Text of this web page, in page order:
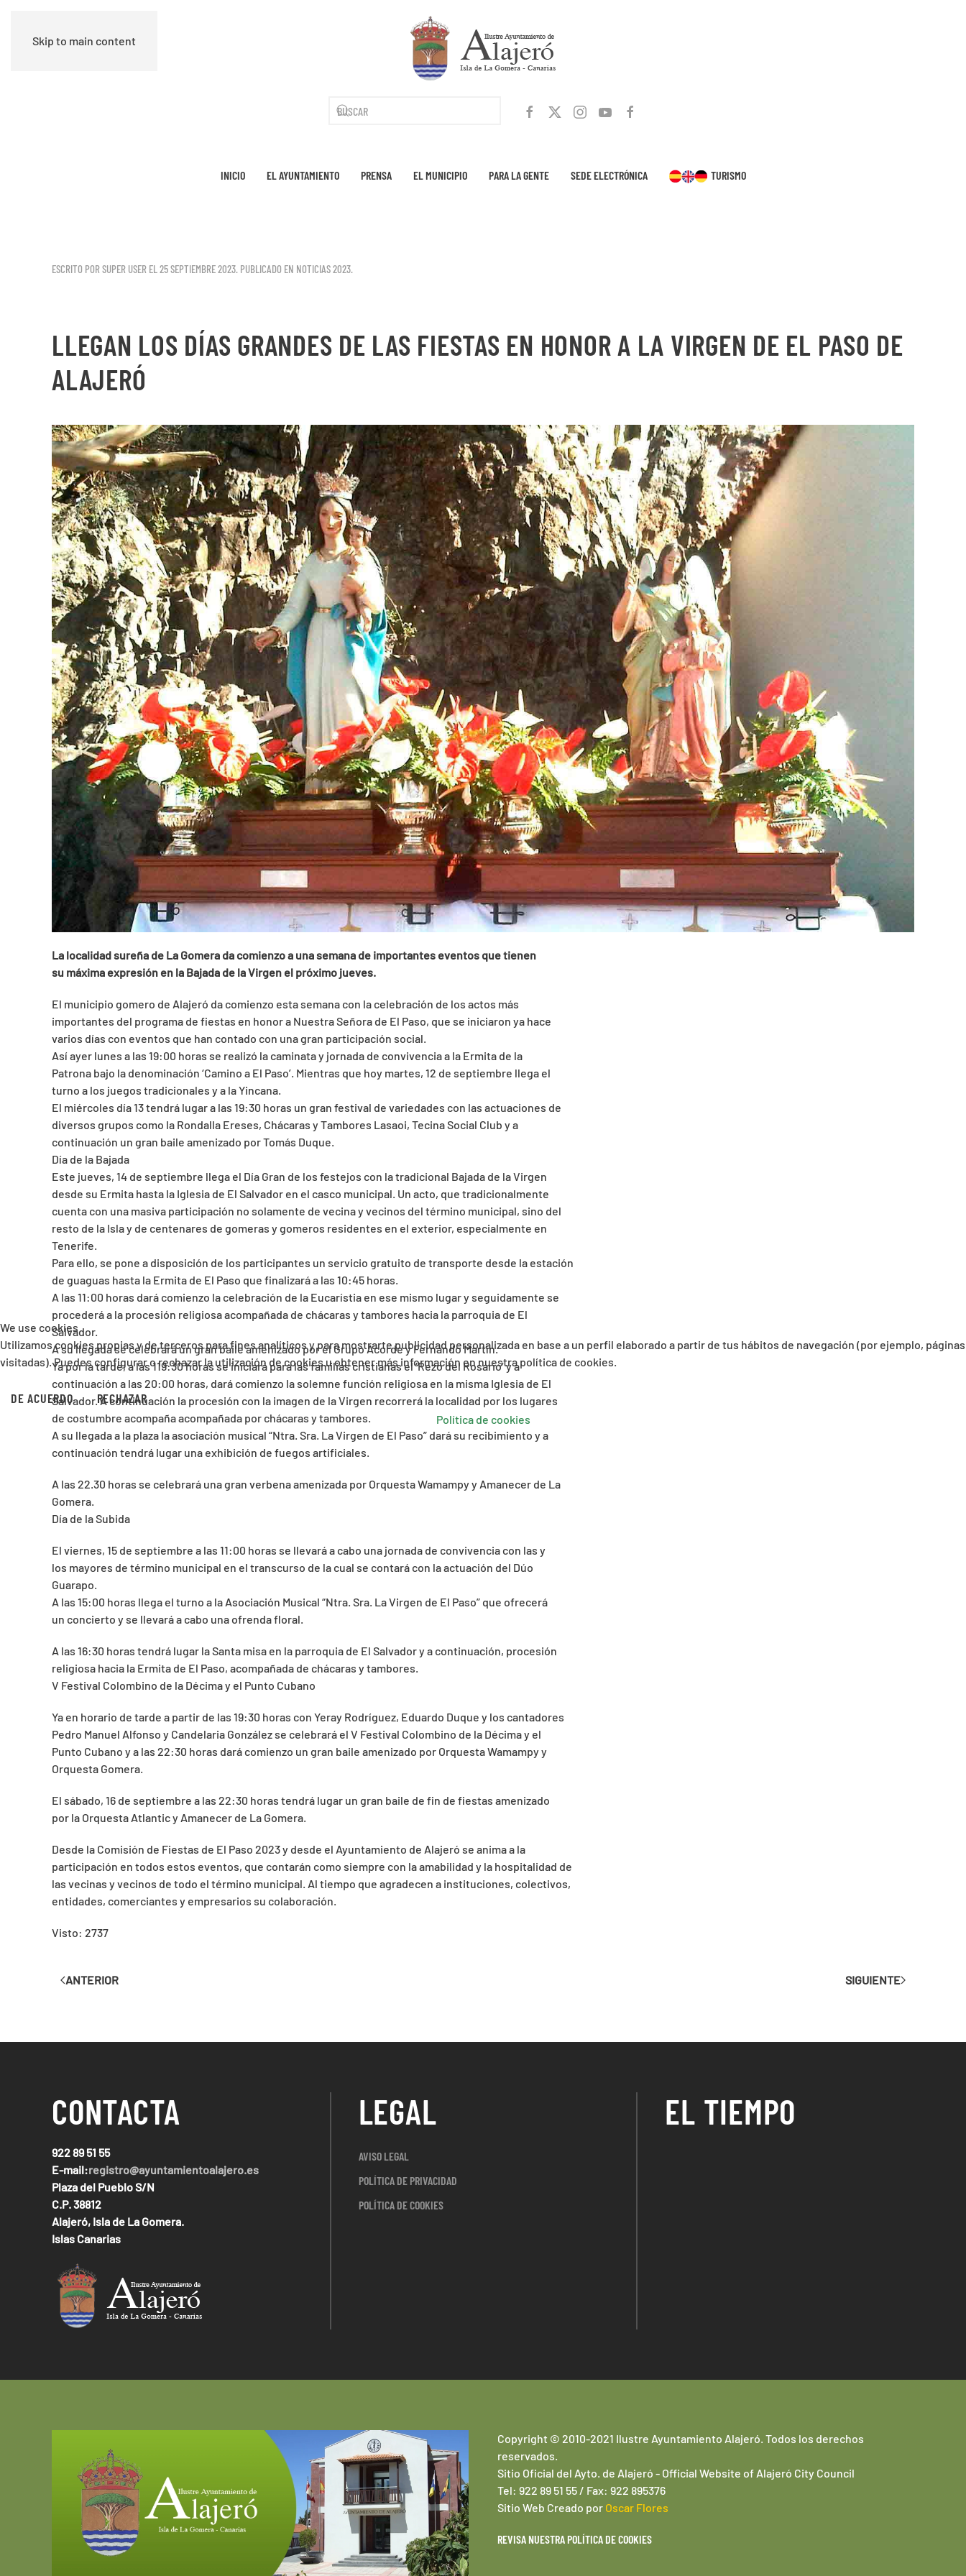
Skip to main content
INICIO EL AYUNTAMIENTO PRENSA EL MUNICIPIO PARA LA GENTE SEDE ELECTRÓNICA TURISMO
ESCRITO POR SUPER USER EL25 SEPTIEMBRE 2023. PUBLICADO EN NOTICIAS 2023.
LLEGAN LOS DÍAS GRANDES DE LAS FIESTAS EN HONOR A LA VIRGEN DE EL PASO DE
ALAJERÓ
La localidad sureña de La Gomera da comienzo a una semana de importantes eventos que tienen
su máxima expresión en la Bajada de la Virgen el próximo jueves.
El municipio gomero de Alajeró da comienzo esta semana con la celebración de los actos más
importantes del programa de fiestas en honor a Nuestra Señora de El Paso, que se iniciaron ya hace
varios días con eventos que han contado con una gran participación social.
Así ayer lunes a las 19:00 horas se realizó la caminata y jornada de convivencia a la Ermita de la
Patrona bajo la denominación ‘Camino a El Paso’. Mientras que hoy martes, 12 de septiembre llega el
turno a los juegos tradicionales y a la Yincana.
El miércoles día 13 tendrá lugar a las 19:30 horas un gran festival de variedades con las actuaciones de
diversos grupos como la Rondalla Ereses, Chácaras y Tambores Lasaoi, Tecina Social Club y a
continuación un gran baile amenizado por Tomás Duque.
Día de la Bajada
Este jueves, 14 de septiembre llega el Día Gran de los festejos con la tradicional Bajada de la Virgen
desde su Ermita hasta la Iglesia de El Salvador en el casco municipal. Un acto, que tradicionalmente
cuenta con una masiva participación no solamente de vecina y vecinos del término municipal, sino del
resto de la Isla y de centenares de gomeras y gomeros residentes en el exterior, especialmente en
Tenerife.
Para ello, se pone a disposición de los participantes un servicio gratuito de transporte desde la estación
de guaguas hasta la Ermita de El Paso que finalizará a las 10:45 horas.
A las 11:00 horas dará comienzo la celebración de la Eucarístia en ese mismo lugar y seguidamente se
procederá a la procesión religiosa acompañada de chácaras y tambores hacia la parroquia de El
Salvador.
A su llegada se celebrará un gran baile amenizado por el Grupo Acorde y Fernando Martín.
Ya por la tarde, a las 119:30 horas se iniciará para las familias cristianas el ‘Rezo del Rosario’ y a
continuación a las 20:00 horas, dará comienzo la solemne función religiosa en la misma Iglesia de El
Salvador. A continuación la procesión con la imagen de la Virgen recorrerá la localidad por los lugares
de costumbre acompaña acompañada por chácaras y tambores.
A su llegada a la plaza la asociación musical “Ntra. Sra. La Virgen de El Paso” dará su recibimiento y a
continuación tendrá lugar una exhibición de fuegos artificiales.
A las 22.30 horas se celebrará una gran verbena amenizada por Orquesta Wamampy y Amanecer de La
Gomera.
Día de la Subida
El viernes, 15 de septiembre a las 11:00 horas se llevará a cabo una jornada de convivencia con las y
los mayores de término municipal en el transcurso de la cual se contará con la actuación del Dúo
Guarapo.
A las 15:00 horas llega el turno a la Asociación Musical “Ntra. Sra. La Virgen de El Paso” que ofrecerá
un concierto y se llevará a cabo una ofrenda floral.
A las 16:30 horas tendrá lugar la Santa misa en la parroquia de El Salvador y a continuación, procesión
religiosa hacia la Ermita de El Paso, acompañada de chácaras y tambores.
V Festival Colombino de la Décima y el Punto Cubano
Ya en horario de tarde a partir de las 19:30 horas con Yeray Rodríguez, Eduardo Duque y los cantadores
Pedro Manuel Alfonso y Candelaria González se celebrará el V Festival Colombino de la Décima y el
Punto Cubano y a las 22:30 horas dará comienzo un gran baile amenizado por Orquesta Wamampy y
Orquesta Gomera.
El sábado, 16 de septiembre a las 22:30 horas tendrá lugar un gran baile de fin de fiestas amenizado
por la Orquesta Atlantic y Amanecer de La Gomera.
Desde la Comisión de Fiestas de El Paso 2023 y desde el Ayuntamiento de Alajeró se anima a la
participación en todos estos eventos, que contarán como siempre con la amabilidad y la hospitalidad de
las vecinas y vecinos de todo el término municipal. Al tiempo que agradecen a instituciones, colectivos,
entidades, comerciantes y empresarios su colaboración.
Visto: 2737
ANTERIOR SIGUIENTE
CONTACTA
922 89 51 55
E-mail:registro@ayuntamientoalajero.es
Plaza del Pueblo S/N
C.P. 38812
Alajeró, Isla de La Gomera.
Islas Canarias
LEGAL
AVISO LEGAL
POLÍTICA DE PRIVACIDAD
POLÍTICA DE COOKIES
EL TIEMPO
Copyright © 2010-2021 Ilustre Ayuntamiento Alajeró. Todos los derechos
reservados.
Sitio Oficial del Ayto. de Alajeró - Official Website of Alajeró City Council
Tel: 922 89 51 55 / Fax: 922 895376
Sitio Web Creado por Oscar Flores
REVISA NUESTRA POLÍTICA DE COOKIES
We use cookies
Utilizamos cookies propias y de terceros para fines analíticos y para mostrarte publicidad personalizada en base a un perfil elaborado a partir de tus hábitos de navegación (por ejemplo, páginas
visitadas). Puedes configurar o rechazar la utilización de cookies u obtener más información en nuestra política de cookies.
DE ACUERDO RECHAZAR
Política de cookies